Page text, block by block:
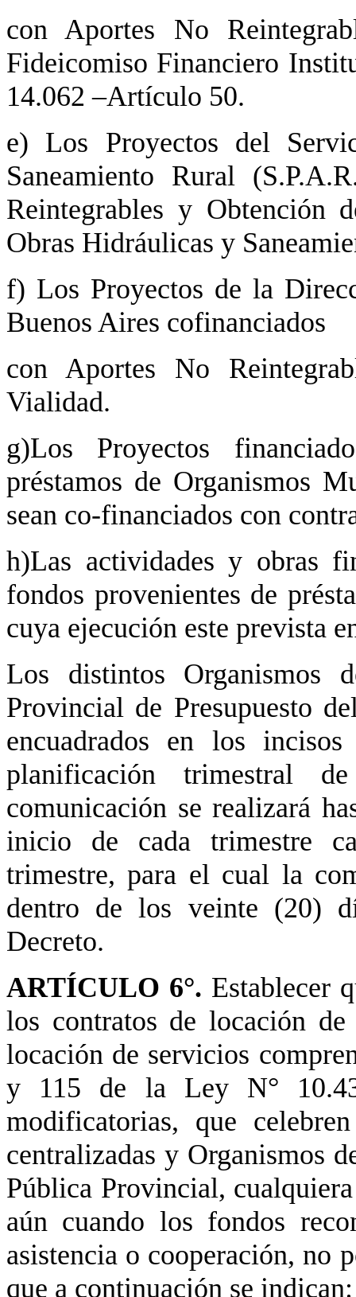
con Aportes No
Fideicomiso Financiero
14.062 –Artículo 50.
e) Los Proyectos del
Saneamiento Rural
Reintegrables y Obtención
Obras Hidráulicas y
f) Los Proyectos de la
Buenos Aires cofinanciados
con Aportes No
Vialidad.
g)Los Proyectos
préstamos de Organismos
sean co-financiados con
h)Las actividades y obras
fondos provenientes de
cuya ejecución este prevista
Los distintos Organismos
Provincial de Presupuesto
encuadrados en los
planificación trimestral
comunicación se realizará
inicio de cada trimestre
trimestre, para el cual la
dentro de los veinte (20)
Decreto.
ARTÍCULO 6°. Establecer
los contratos de locación
locación de servicios
y 115 de la Ley N°
modificatorias, que
centralizadas y Organismos
Pública Provincial,
aún cuando los fondos
asistencia o cooperación, no
que a continuación se indican: